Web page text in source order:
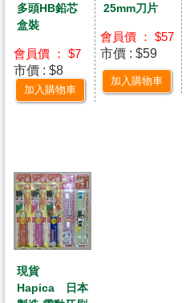
多頭HB鉛芯
盒裝
會員價 ： $7
市價 : $8
加入購物車
25mm刀片
會員價 ： $57
市價 : $59
加入購物車
現貨
Hapica 日本